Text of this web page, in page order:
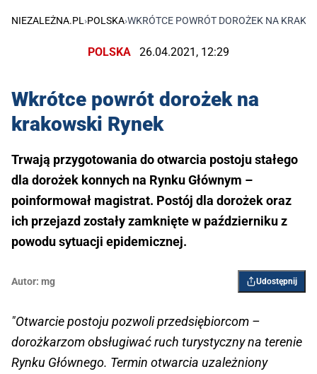
NIEZALEŻNA.PL ›POLSKA›WKRÓTCE POWRÓT DOROŻEK NA
POLSKA 26.04.2021, 12:29
Wkrótce powrót dorożek na
krakowski Rynek
Trwają przygotowania do otwarcia postoju stałego
dla dorożek konnych na Rynku Głównym –
poinformował magistrat. Postój dla dorożek oraz
ich przejazd zostały zamknięte w październiku z
powodu sytuacji epidemicznej.
Autor: mg Udostępnij
"Otwarcie postoju pozwoli przedsiębiorcom –
dorożkarzom obsługiwać ruch turystyczny na terenie
Rynku Głównego. Termin otwarcia uzależniony